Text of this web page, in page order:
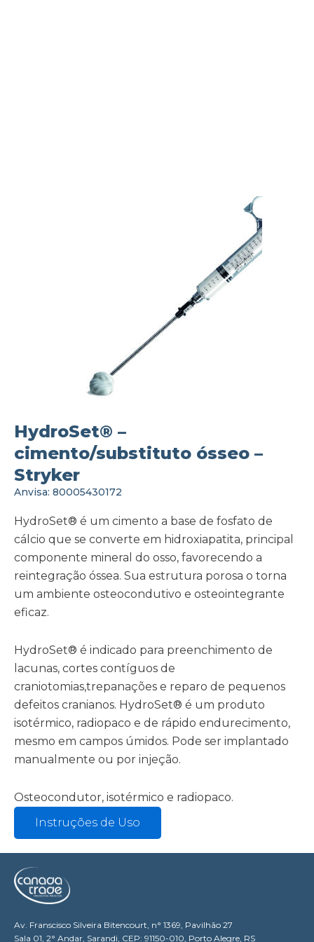
HydroSet® –
cimento/substituto ósseo –
Stryker
Anvisa: 80005430172
HydroSet® é um cimento a base de fosfato de
cálcio que se converte em hidroxiapatita, principal
componente mineral do osso, favorecendo a
reintegração óssea. Sua estrutura porosa o torna
um ambiente osteocondutivo e osteointegrante
eficaz.
HydroSet® é indicado para preenchimento de
lacunas, cortes contíguos de
craniotomias,trepanações e reparo de pequenos
defeitos cranianos. HydroSet® é um produto
isotérmico, radiopaco e de rápido endurecimento,
mesmo em campos úmidos. Pode ser implantado
manualmente ou por injeção.
Osteocondutor, isotérmico e radiopaco.
Instruções de Uso
Av. Franscisco Silveira Bitencourt, n° 1369, Pavilhão 27
Sala 01, 2° Andar, Sarandi, CEP: 91150-010, Porto Alegre, RS